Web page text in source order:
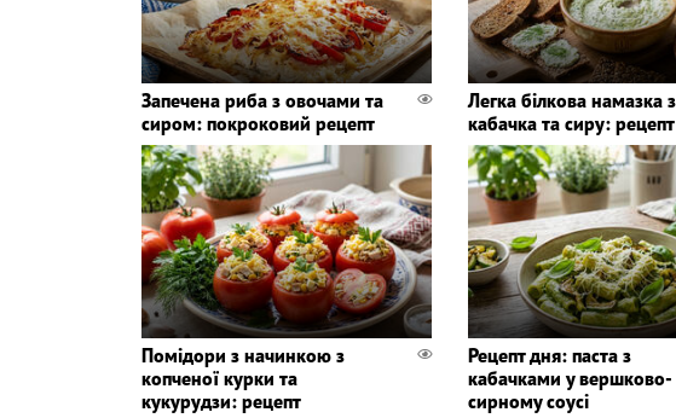
Запечена риба з овочами та
сиром: покроковий рецепт
Легка білкова намазка з
кабачка та сиру: рецепт
Помідори з начинкою з
копченої курки та
кукурудзи: рецепт
Рецепт дня: паста з
кабачками у вершково-
сирному соусі